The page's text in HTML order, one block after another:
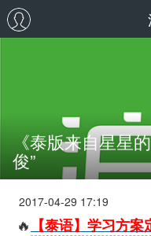
《泰版来自星星
俊”
2017-04-29 17:19
🔥 【泰语】学习方